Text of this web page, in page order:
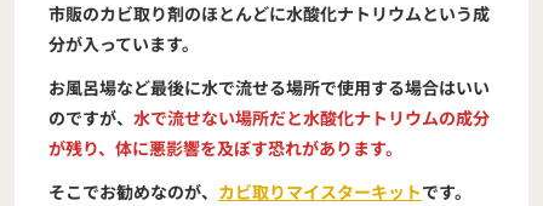
市販のカビ取り剤のほとんどに水酸化ナトリウムという成
分が入っています。
お風呂場など最後に水で流せる場所で使用する場合はいい
のですが、 水で流せない場所だと水酸化ナトリウムの成分
が残り、体に悪影響を及ぼす恐れがあります。
そこでお勧めなのが、 カビ取りマイスターキットです。